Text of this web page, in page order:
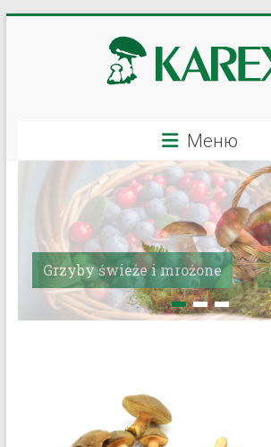
—
оптовая
грибов
и
ягод,
свежих
замороженных.
Меню